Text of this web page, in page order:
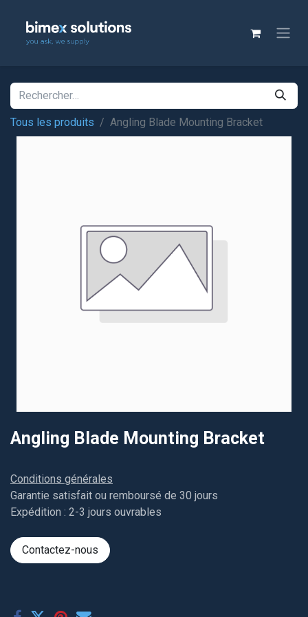
Tous les produits Angling Blade Mounting Bracket
Angling Blade Mounting Bracket
Conditions générales
Garantie satisfait ou remboursé de 30 jours
Expédition : 2-3 jours ouvrables
Contactez-nous